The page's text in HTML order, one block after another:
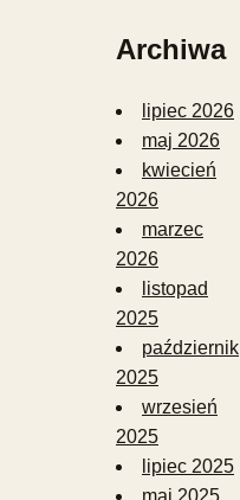
Archiwa
lipiec 2026
maj 2026
kwiecień
2026
marzec
2026
listopad
2025
październik
2025
wrzesień
2025
lipiec 2025